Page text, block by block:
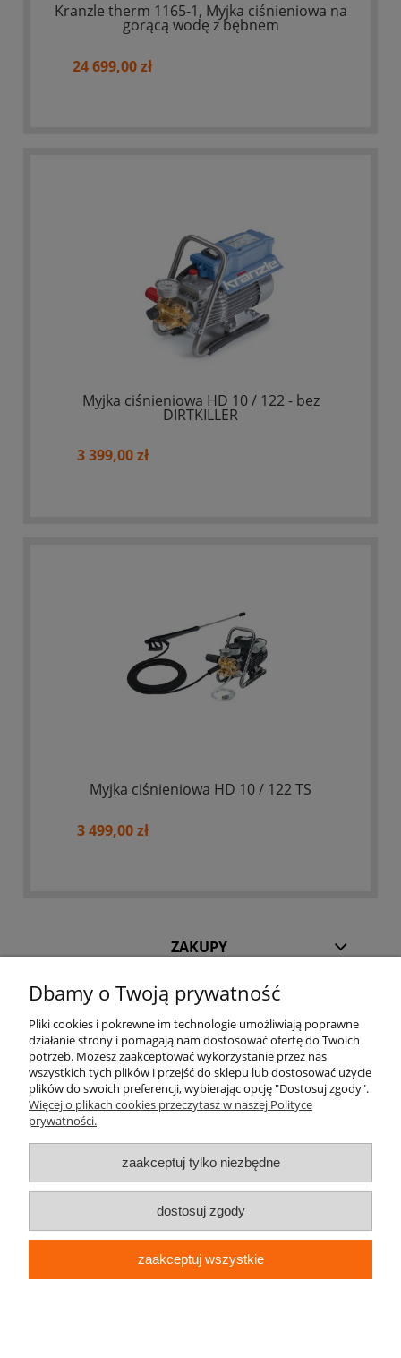
Kranzle therm 1165-1, Myjka ciśnieniowa na
gorącą wodę z bębnem
24 699,00 zł
Myjka ciśnieniowa HD 10 / 122 - bez
DIRTKILLER
3 399,00 zł
Myjka ciśnieniowa HD 10 / 122 TS
3 499,00 zł
ZAKUPY
POMOC
INFORMACJE
KILKA SŁÓW O NAS
Dbamy o Twoją prywatność
Pliki cookies i pokrewne im technologie umożliwiają poprawne
działanie strony i pomagają nam dostosować ofertę do Twoich
potrzeb. Możesz zaakceptować wykorzystanie przez nas
wszystkich tych plików i przejść do sklepu lub dostosować użycie
plików do swoich preferencji, wybierając opcję "Dostosuj zgody".
Więcej o plikach cookies przeczytasz w naszej Polityce
prywatności.
zaakceptuj tylko niezbędne
dostosuj zgody
zaakceptuj wszystkie